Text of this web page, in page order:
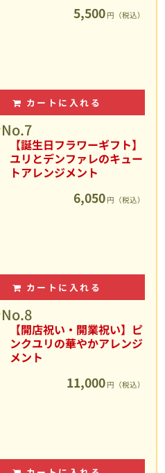
5,500 円（税込）
カートに入れる
No.7
【誕生日フラワーギフト】
ユリとデンファレのキュー
トアレンジメント
6,050 円（税込）
カートに入れる
No.8
【開店祝い・開業祝い】ピ
ンクユリの華やかアレンジ
メント
11,000 円（税込）